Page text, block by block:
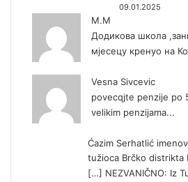
09.01.2025
М.М
Додикова школа
мјесецу кренуо на
Vesna Sivcevic
povecqjte penzije po
velikim penzijama...
Ćazim Serhatlić
tužioca Brčko distrikta
[…] NEZVANIČNO: Iz